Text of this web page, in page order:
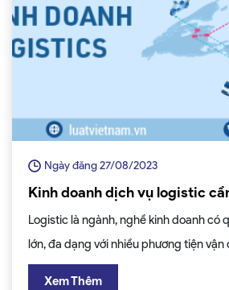
Ngày đăng 27/08/2023
Kinh doanh dịch vụ logistic
kiện gì?
Logistic là ngành, nghề kinh doanh có
lớn, đa dạng với nhiều phương tiện vận
kiện kinh doanh logistic khá chặt chẽ,
Xem Thêm